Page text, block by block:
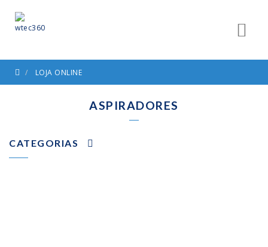
LOJA ONLINE
ASPIRADORES
CATEGORIAS